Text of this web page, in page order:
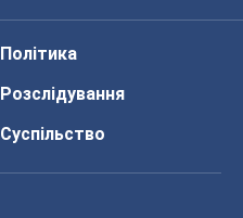
Політика
Розслідування
Суспільство